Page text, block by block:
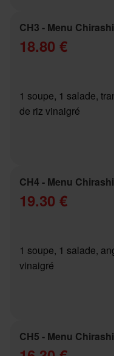
CH3 - Menu Chirashi
18.80 €
1 soupe, 1 salade,
de riz vinaigré
CH4 - Menu Chirashi
19.30 €
1 soupe, 1 salade,
vinaigré
CH5 - Menu Chirashi